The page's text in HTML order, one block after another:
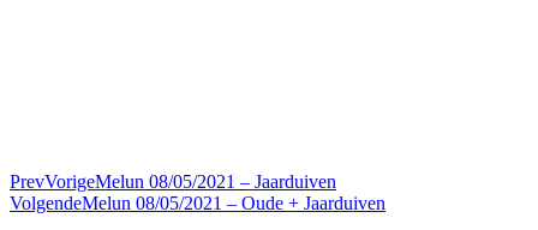
PrevVorigeMelun 08/05/2021 – Jaarduiven
VolgendeMelun 08/05/2021 – Oude + Jaarduiven